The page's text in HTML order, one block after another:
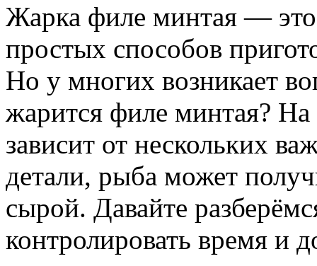
Жарка филе минтая —
простых способов
Но у многих возникает
жарится филе минтая?
зависит от нескольких
детали, рыба может
сырой. Давайте
контролировать время и